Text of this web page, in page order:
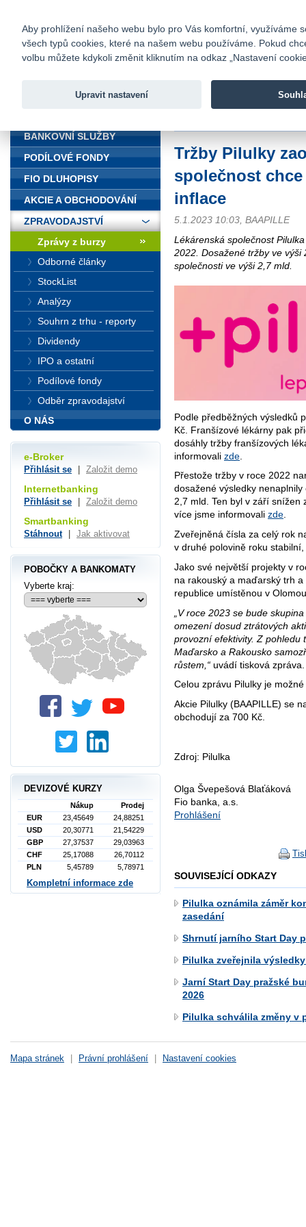
Fio banka
Fio banka
Tržby Pilulky
společnost
inflace
5.1.2023 10:03, BAAPILLE
Lékárenská společnost
2022. Dosažené tržby ve výši
společnosti ve výši 2,7 mld.
Podle předběžných výsledků
Kč. Franšízové lékárny pak
dosáhly tržby franšízových
informovali zde
Přestože tržby v roce 2022
dosažené výsledky
2,7 mld. Ten byl v září snížen
více jsme informovali zde.
Zveřejněná čísla za celý rok
v druhé polovině roku
Jako své největší projekty v
na rakouský a maďarský trh
republice umístěnou v
„V roce 2023 se bude
omezení dosud ztrátových
provozní efektivity. Z pohledu
Maďarsko a Rakousko
růstem,“ uvádí tisková zpráva.
Celou zprávu Pilulky je
Akcie Pilulky (BAAPILLE) se
obchodují za 700 Kč.
Zdroj: Pilulka
Olga Švepešová Blaťáková
Fio banka, a.s.
Prohlášení
SOUVISEJÍCÍ ODKAZY
Pilulka oznámila záměr
zasedání
Shrnutí jarního Start Day
Pilulka zveřejnila
Jarní Start Day pražské
2026
Pilulka schválila změny v
BANKOVNÍ SLUŽBY
PODÍLOVÉ FONDY
FIO DLUHOPISY
AKCIE A OBCHODOVÁNÍ
ZPRAVODAJSTVÍ
Zprávy z burzy
Odborné články
StockList
Analýzy
Souhrn z trhu - reporty
Dividendy
IPO a ostatní
Podílové fondy
Odběr zpravodajství
O NÁS
e-Broker
Přihlásit se Založit demo
Internetbanking
Přihlásit se Založit demo
Smartbanking
Stáhnout Jak aktivovat
POBOČKY A BANKOMATY
Vyberte kraj:
DEVIZOVÉ KURZY
Nákup
Prodej
EUR
23,45649
24,88251
USD
20,30771
21,54229
GBP
27,37537
29,03963
CHF
25,17088
26,70112
PLN
5,45789 5,78971
Kompletní informace zde
Mapa stránek Právní prohlášení Nastavení cookies
Aby prohlížení našeho webu bylo pro Vás komfortní, využíváme
všech typů cookies, které na našem webu používáme. Pokud
volbu můžete kdykoli změnit kliknutím na odkaz „Nastavení
Upravit nastavení